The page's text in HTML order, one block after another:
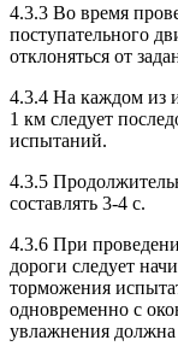
4.3.3 Во время
поступательного
отклоняться от
4.3.4 На каждом из
1 км следует
испытаний.
4.3.5
составлять 3-4 с.
4.3.6 При
дороги следует
торможения
одновременно с
увлажнения